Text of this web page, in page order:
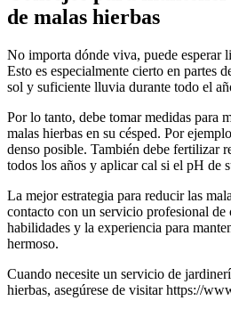
de malas hierbas
No importa dónde viva, puede esperar
Esto es especialmente cierto en partes
sol y suficiente lluvia durante todo el
Por lo tanto, debe tomar medidas para
malas hierbas en su césped. Por
denso posible. También debe fertilizar
todos los años y aplicar cal si el pH de
La mejor estrategia para reducir las
contacto con un servicio profesional de
habilidades y la experiencia para
hermoso.
Cuando necesite un servicio de
hierbas, asegúrese de visitar https://